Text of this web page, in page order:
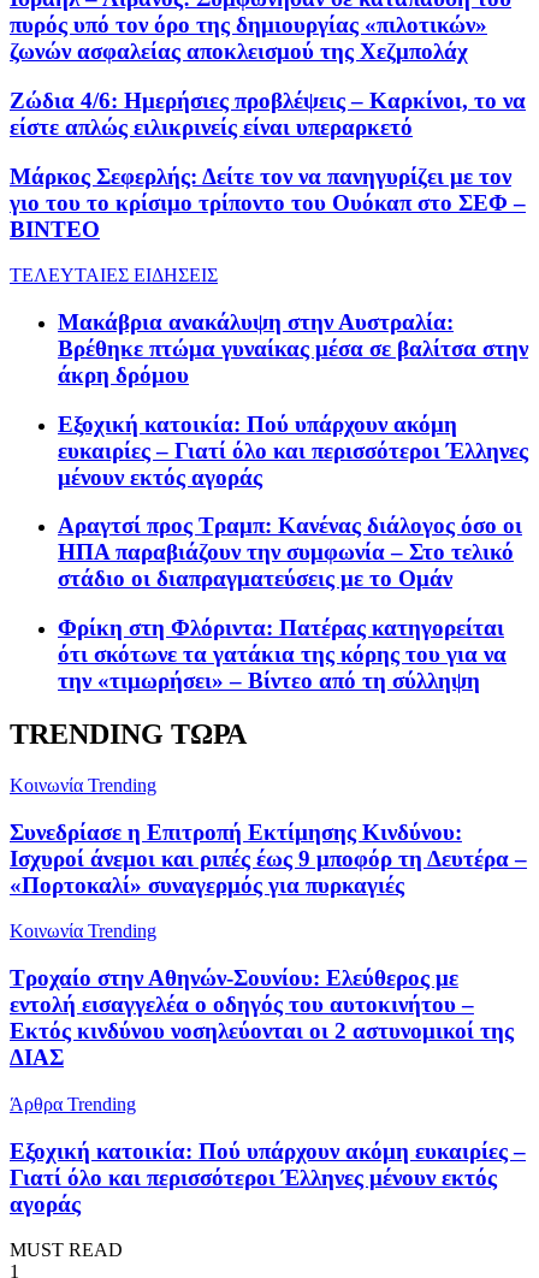
πυρός υπό τον όρο της δημιουργίας «πιλοτικών»
ζωνών ασφαλείας αποκλεισμού της Χεζμπολάχ
Ζώδια 4/6: Ημερήσιες προβλέψεις – Καρκίνοι, το να
είστε απλώς ειλικρινείς είναι υπεραρκετό
Μάρκος Σεφερλής: Δείτε τον να πανηγυρίζει με τον
γιο του το κρίσιμο τρίποντο του Ουόκαπ στο ΣΕΦ –
ΒΙΝΤΕΟ
ΤΕΛΕΥΤΑΙΕΣ ΕΙΔΗΣΕΙΣ
Μακάβρια ανακάλυψη στην Αυστραλία:
Βρέθηκε πτώμα γυναίκας μέσα σε βαλίτσα στην
άκρη δρόμου
Εξοχική κατοικία: Πού υπάρχουν ακόμη
ευκαιρίες – Γιατί όλο και περισσότεροι Έλληνες
μένουν εκτός αγοράς
Αραγτσί προς Τραμπ: Κανένας διάλογος όσο οι
ΗΠΑ παραβιάζουν την συμφωνία – Στο τελικό
στάδιο οι διαπραγματεύσεις με το Ομάν
Φρίκη στη Φλόριντα: Πατέρας κατηγορείται
ότι σκότωνε τα γατάκια της κόρης του για να
την «τιμωρήσει» – Βίντεο από τη σύλληψη
TRENDING ΤΩΡΑ
Κοινωνία Trending
Συνεδρίασε η Επιτροπή Εκτίμησης Κινδύνου:
Ισχυροί άνεμοι και ριπές έως 9 μποφόρ τη Δευτέρα –
«Πορτοκαλί» συναγερμός για πυρκαγιές
Κοινωνία Trending
Τροχαίο στην Αθηνών-Σουνίου: Ελεύθερος με
εντολή εισαγγελέα ο οδηγός του αυτοκινήτου –
Εκτός κινδύνου νοσηλεύονται οι 2 αστυνομικοί της
ΔΙΑΣ
Άρθρα Trending
Εξοχική κατοικία: Πού υπάρχουν ακόμη ευκαιρίες –
Γιατί όλο και περισσότεροι Έλληνες μένουν εκτός
αγοράς
MUST READ
1